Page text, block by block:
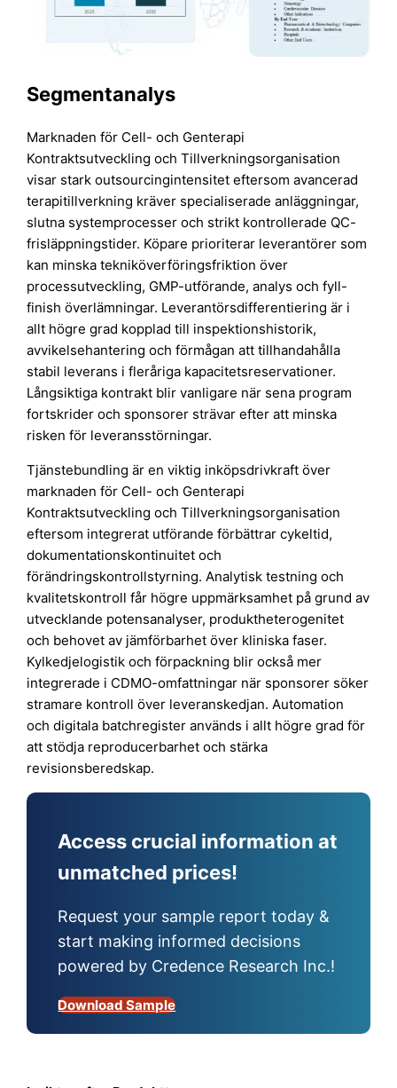
Segmentanalys
Marknaden för Cell- och Genterapi
Kontraktsutveckling och Tillverkningsorganisation
visar stark outsourcingintensitet eftersom avancerad
terapitillverkning kräver specialiserade anläggningar,
slutna systemprocesser och strikt kontrollerade QC-
frisläppningstider. Köpare prioriterar leverantörer som
kan minska tekniköverföringsfriktion över
processutveckling, GMP-utförande, analys och fyll-
finish överlämningar. Leverantörsdifferentiering är i
allt högre grad kopplad till inspektionshistorik,
avvikelsehantering och förmågan att tillhandahålla
stabil leverans i fleråriga kapacitetsreservationer.
Långsiktiga kontrakt blir vanligare när sena program
fortskrider och sponsorer strävar efter att minska
risken för leveransstörningar.
Tjänstebundling är en viktig inköpsdrivkraft över
marknaden för Cell- och Genterapi
Kontraktsutveckling och Tillverkningsorganisation
eftersom integrerat utförande förbättrar cykeltid,
dokumentationskontinuitet och
förändringskontrollstyrning. Analytisk testning och
kvalitetskontroll får högre uppmärksamhet på grund av
utvecklande potensanalyser, produktheterogenitet
och behovet av jämförbarhet över kliniska faser.
Kylkedjelogistik och förpackning blir också mer
integrerade i CDMO-omfattningar när sponsorer söker
stramare kontroll över leveranskedjan. Automation
och digitala batchregister används i allt högre grad för
att stödja reproducerbarhet och stärka
revisionsberedskap.
Access crucial information at
unmatched prices!
Request your sample report today &
start making informed decisions
powered by Credence Research Inc.!
Download Sample